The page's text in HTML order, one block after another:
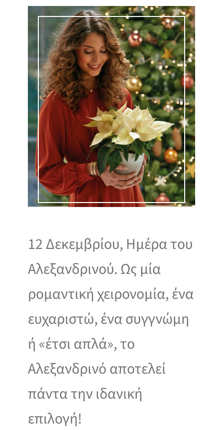
12 Δεκεμβρίου, Ημέρα του
Αλεξανδρινού. Ως μία
ρομαντική χειρονομία, ένα
ευχαριστώ, ένα συγγνώμη
ή «έτσι απλά», το
Αλεξανδρινό αποτελεί
πάντα την ιδανική
επιλογή!